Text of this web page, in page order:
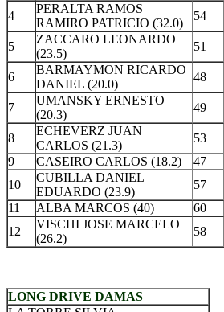
4
PERALTA RAMOS
RAMIRO PATRICIO (32.0)
54
5
ZACCARO LEONARDO
(23.5)
51
6
BARMAYMON RICARDO
DANIEL (20.0)
48
7
UMANSKY ERNESTO
(20.3)
49
8
ECHEVERZ JUAN
CARLOS (21.3)
53
9
CASEIRO CARLOS (18.2) 47
10
CUBILLA DANIEL
EDUARDO (23.9)
57
11
ALBA MARCOS (40) 60
12
VISCHI JOSE MARCELO
(26.2)
58
LONG DRIVE DAMAS